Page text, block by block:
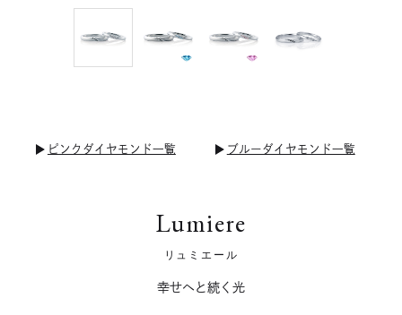
ピンクダイヤモンド一覧 ブルーダイヤモンド一覧
Lumiere
リュミエール
幸せヘと続く光